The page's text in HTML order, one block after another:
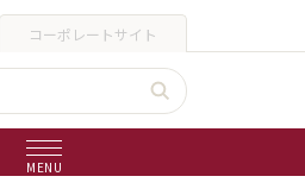
コーポレートサイト
MENU